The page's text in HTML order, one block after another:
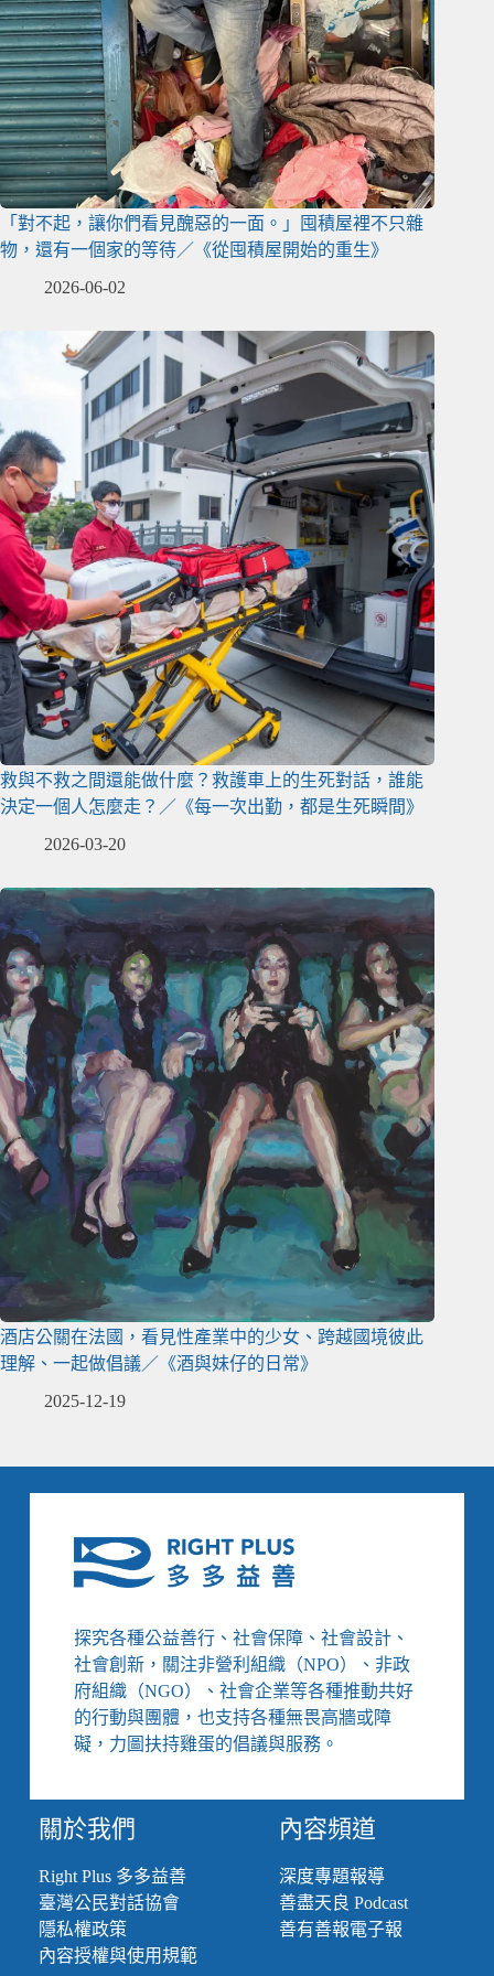
「對不起，讓你們看見醜惡的一面。」囤積屋裡不只雜
物，還有一個家的等待／《從囤積屋開始的重生》
2026-06-02
救與不救之間還能做什麼？救護車上的生死對話，誰能
決定一個人怎麼走？／《每一次出勤，都是生死瞬間》
2026-03-20
酒店公關在法國，看見性產業中的少女、跨越國境彼此
理解、一起做倡議／《酒與妹仔的日常》
2025-12-19
探究各種公益善行、社會保障、社會設計、
社會創新，關注非營利組織（NPO）、非政
府組織（NGO）、社會企業等各種推動共好
的行動與團體，也支持各種無畏高牆或障
礙，力圖扶持雞蛋的倡議與服務。
關於我們
Right Plus 多多益善
臺灣公民對話協會
隱私權政策
內容授權與使用規範
內容頻道
深度專題報導
善盡天良 Podcast
善有善報電子報